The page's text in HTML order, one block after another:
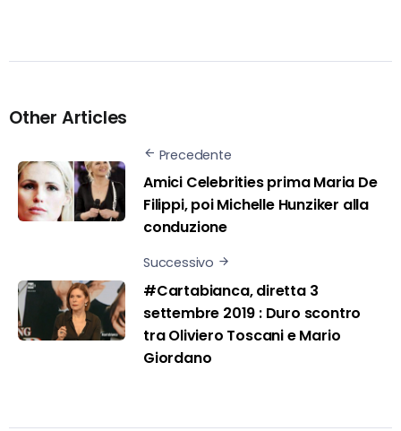
Other Articles
Precedente
Amici Celebrities prima Maria De
Filippi, poi Michelle Hunziker alla
conduzione
Successivo
#Cartabianca, diretta 3
settembre 2019 : Duro scontro
tra Oliviero Toscani e Mario
Giordano